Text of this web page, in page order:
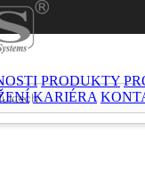
PRODUKTY
KARIÉRA